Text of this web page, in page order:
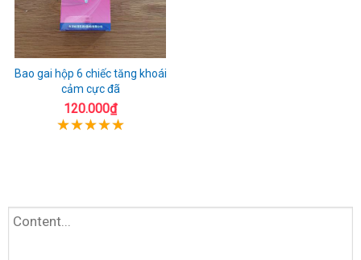
Bao gai hộp 6 chiếc tăng khoái
cảm cực đã
120.000₫